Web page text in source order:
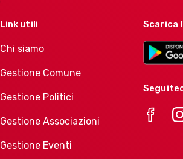
Link utili
Chi siamo
Gestione Comune
Gestione Politici
Gestione Associazioni
Gestione Eventi
Scarica